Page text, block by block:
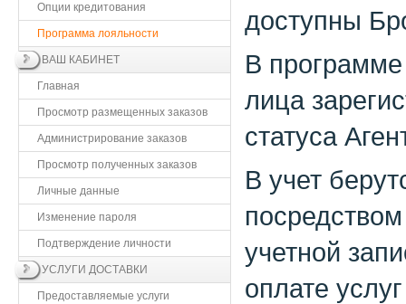
Опции кредитования
Программа лояльности
ВАШ КАБИНЕТ
Главная
Просмотр размещенных заказов
Администрирование заказов
Просмотр полученных заказов
Личные данные
Изменение пароля
Подтверждение личности
УСЛУГИ ДОСТАВКИ
Предоставляемые услуги
доступны
В
лица
статуса
В учет
учетной
оплате